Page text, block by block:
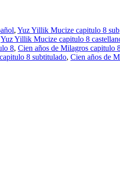
, Yuz Yillik Mucize capitulo 8 sub
Yuz Yillik Mucize capitulo 8
8, Cien años de Milagros capitulo
8 subtitulado, Cien años de